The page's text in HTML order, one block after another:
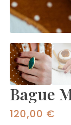
Bague
120,00 €